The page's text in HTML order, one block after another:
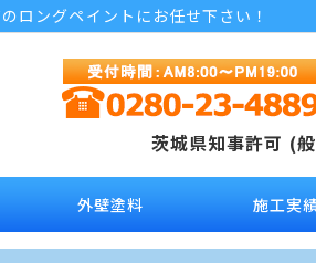
ロングペイントにお任せ下さい！
茨城県知事許可 (
外壁塗料 施工実